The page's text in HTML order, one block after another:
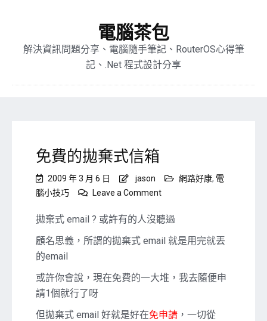
電腦茶包
解決資訊問題分享、電腦隨手筆記、RouterOS心得筆
記、.Net 程式設計分享
免費的拋棄式信箱
2009 年 3 月 6 日 jason 網路好康, 電
腦小技巧
Leave a Commenton
費
拋
信
拋棄式 email ? 或許有的人沒聽過
顧名思義，所謂的拋棄式 email 就是用完就丟
的email
或許你會說，現在免費的一大堆，我去隨便申
請1個就行了呀
但拋棄式 email 好就是好在免申請 ，一切從